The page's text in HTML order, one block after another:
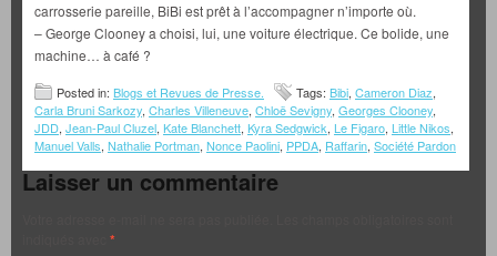
carrosserie pareille, BiBi est prêt à l’accompagner n’importe où.
– George Clooney a choisi, lui, une voiture électrique. Ce bolide, une
machine… à café ?
Posted in: Blogs et Revues de Presse. Tags: Bibi, Cameron Diaz,
Carla Bruni Sarkozy, Charles Villeneuve, Chloë Sevigny, Georges Clooney,
JDD, Jean-Paul Cluzel, Kate Blanchett, Kyra Sedgwick, Le Figaro, Little Nikos,
Manuel Valls, Nathalie Portman, Nonce Paolini, PPDA, Raffarin, Société Pardon
Laisser un commentaire
*